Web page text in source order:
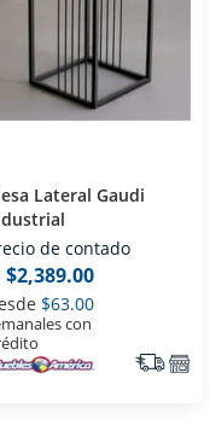
Lateral Gaudi
de contado
$2,389.00
$63.00
con